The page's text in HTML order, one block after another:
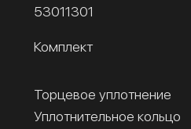
53011301
Комплект
Торцевое уплотнение
Уплотнительное кольцо